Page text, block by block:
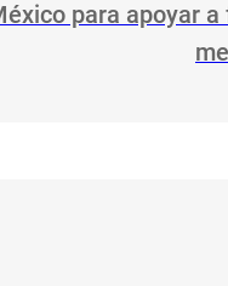
para apoyar